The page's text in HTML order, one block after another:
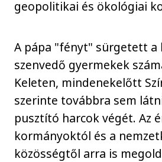
geopolitikai és ökológiai
A pápa "fényt" sürgetett
szenvedő gyermekek
Keleten, mindenekelőtt
szerinte továbbra sem
pusztító harcok végét. Az
kormányoktól és a
közösségtől arra is